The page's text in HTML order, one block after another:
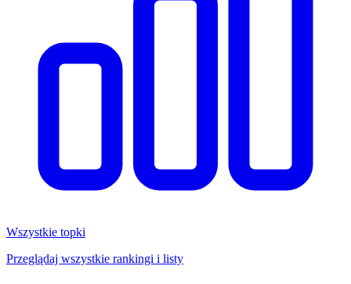
Wszystkie topki
Przeglądaj wszystkie rankingi i listy